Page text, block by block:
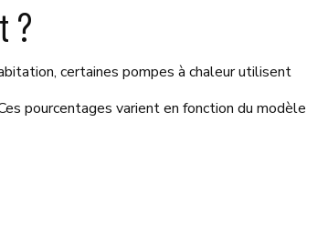
?
certaines pompes à chaleur utilisent
pourcentages varient en fonction du modèle